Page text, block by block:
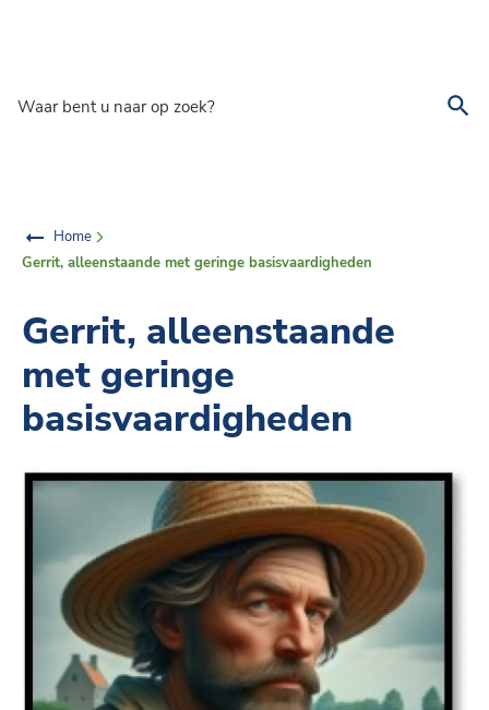
Home
Gerrit, alleenstaande met geringe basisvaardigheden
Gerrit, alleenstaande
met geringe
basisvaardigheden